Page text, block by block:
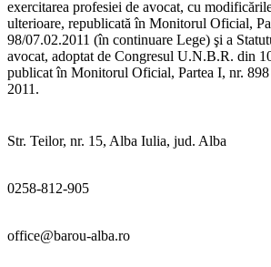
exercitarea profesiei de avocat, cu
ulterioare, republicată în Monitorul Oficial,
98/07.02.2011 (în continuare Lege) şi a
avocat, adoptat de Congresul U.N.B.R. din
publicat în Monitorul Oficial, Partea I, nr.
2011.
Str. Teilor, nr. 15, Alba Iulia, jud. Alba
0258-812-905
office@barou-alba.ro